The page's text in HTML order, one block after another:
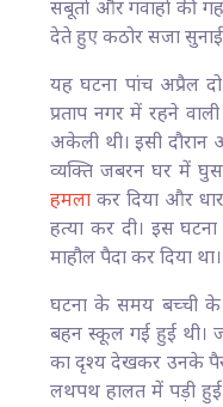
सबूतों और गवाहों की
देते हुए कठोर सजा सुनाई
यह घटना पांच अप्रैल
प्रताप नगर में रहने
अकेली थी। इसी
व्यक्ति जबरन घर में
हमला कर दिया और
हत्या कर दी। इस
माहौल पैदा कर दिया था।
घटना के समय बच्ची के
बहन स्कूल गई हुई थी।
का दृश्य देखकर उनके
लथपथ हालत में पड़ी